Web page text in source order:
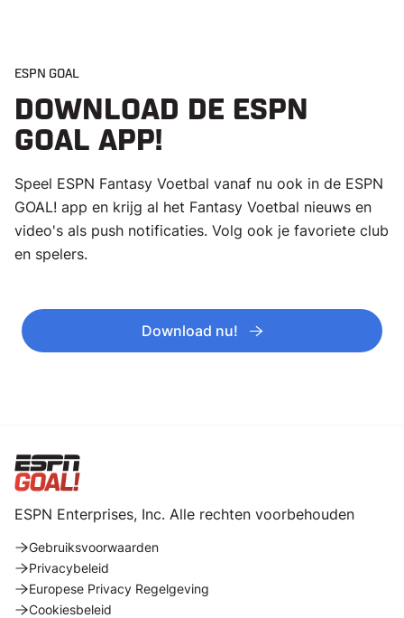
ESPN GOAL
DOWNLOAD DE ESPN
GOAL APP!
Speel ESPN Fantasy Voetbal vanaf nu ook in de ESPN
GOAL! app en krijg al het Fantasy Voetbal nieuws en
video's als push notificaties. Volg ook je favoriete club
en spelers.
Download nu!
ESPN Enterprises, Inc. Alle rechten voorbehouden
Gebruiksvoorwaarden
Privacybeleid
Europese Privacy Regelgeving
Cookiesbeleid